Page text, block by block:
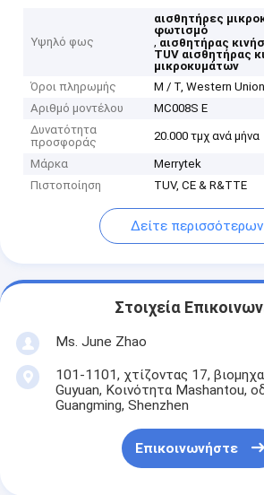
Υψηλό φως
αισθητήρες
φωτισμό
, αισθητήρας
TUV αισθητήρας
μικροκυμάτων
Όροι πληρωμής
Μ / Τ, Western Union
Αριθμό μοντέλου
MC008S Ε
Δυνατότητα
προσφοράς
20.000 τμχ ανά μήνα
Μάρκα
Merrytek
Πιστοποίηση
TUV, CE & R&TTE
Δείτε περισσότερων
Στοιχεία
Ms. June Zhao
101-1101, χτίζοντας 17,
Guyuan, Κοινότητα Mashantou,
Guangming, Shenzhen
Επικοινωνήστε